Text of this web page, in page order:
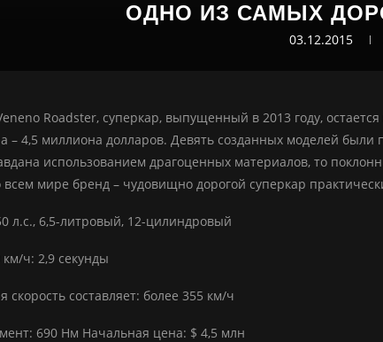
ОДНО ИЗ САМЫХ
03.12.2015
Roadster, суперкар, выпущенный в 2013 году,
– 4,5 миллиона долларов. Девять созданных моделей
использованием драгоценных материалов, то
мире бренд – чудовищно дорогой суперкар
л.с., 6,5-литровый, 12-цилиндровый
км/ч: 2,9 секунды
скорость составляет: более 355 км/ч
690 Нм Начальная цена: $ 4,5 млн